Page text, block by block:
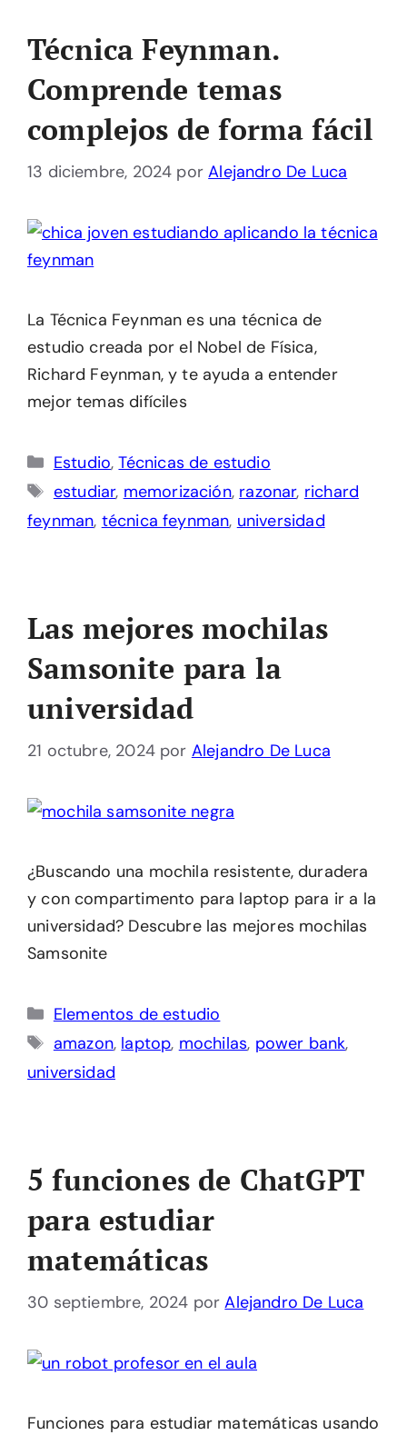
Técnica Feynman.
Comprende temas
complejos de forma fácil
13 diciembre, 2024 porAlejandro De Luca
La Técnica Feynman es una técnica de
estudio creada por el Nobel de Física,
Richard Feynman, y te ayuda a entender
mejor temas difíciles
Categorías
Estudio,Técnicas de estudio
Etiquetas
estudiar, memorización, razonar, richard
feynman, técnica feynman, universidad
Las mejores mochilas
Samsonite para la
universidad
21 octubre, 2024 por Alejandro De Luca
¿Buscando una mochila resistente, duradera
y con compartimento para laptop para ir a la
universidad? Descubre las mejores mochilas
Samsonite
Categorías
Elementos de estudio
Etiquetas
amazon, laptop, mochilas, power bank,
universidad
5 funciones de ChatGPT
para estudiar
matemáticas
30 septiembre, 2024 porAlejandro De Luca
Funciones para estudiar matemáticas usando